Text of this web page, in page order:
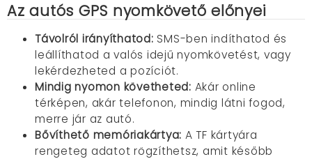
Az autós GPS nyomkövető előnyei
Távolról irányíthatod: SMS-ben indíthatod és
leállíthatod a valós idejű nyomkövetést, vagy
lekérdezheted a pozíciót.
Mindig nyomon követheted: Akár online
térképen, akár telefonon, mindig látni fogod,
merre jár az autó.
Bővíthető memóriakártya: A TF kártyára
rengeteg adatot rögzíthetsz, amit később